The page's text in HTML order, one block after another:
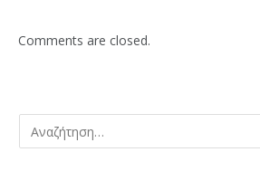
Comments are closed.